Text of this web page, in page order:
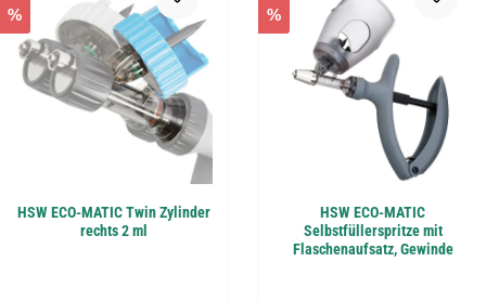
%
HSW ECO-MATIC Twin Zylinder
rechts 2 ml
%
HSW ECO-MATIC
Selbstfüllerspritze mit
Flaschenaufsatz, Gewinde